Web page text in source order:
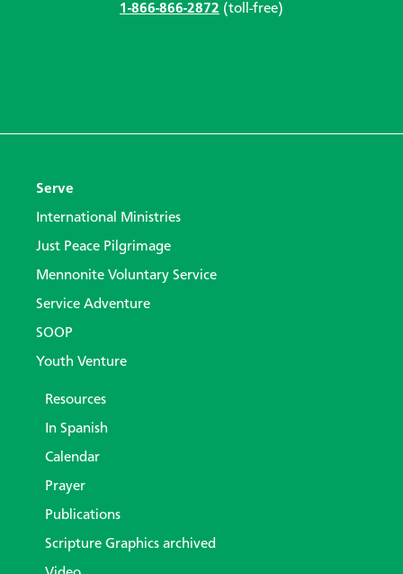
1-866-866-2872 (toll-free)
Serve
International Ministries
Just Peace Pilgrimage
Mennonite Voluntary Service
Service Adventure
SOOP
Youth Venture
Resources
In Spanish
Calendar
Prayer
Publications
Scripture Graphics archived